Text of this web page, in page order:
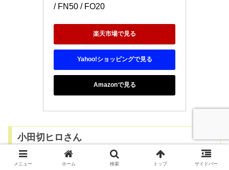
/ FN50 / FO20
楽天市場で見る
Yahoo!ショッピングで見る
Amazonで見る
小田切ヒロさん
メニュー ホーム 検索 トップ サイドバー